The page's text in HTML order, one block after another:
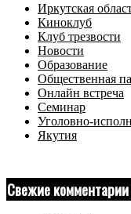
Иркутская
Киноклуб
Клуб трезвости
Новости
Образование
Общественная
Онлайн встреча
Семинар
Уголовно-
Якутия
Свежие комментарии